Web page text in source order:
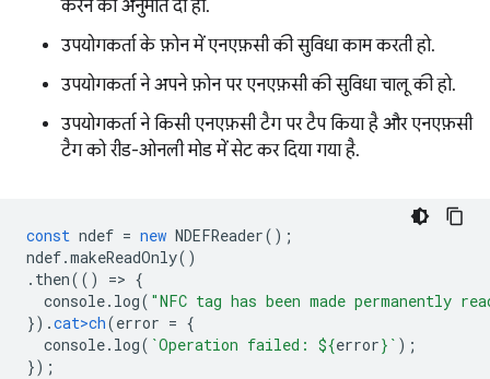
करने की अनुमति दी हो.
उपयोगकर्ता के फ़ोन में एनएफ़सी की सुविधा काम करती हो.
उपयोगकर्ता ने अपने फ़ोन पर एनएफ़सी की सुविधा चालू की हो.
उपयोगकर्ता ने किसी एनएफ़सी टैग पर टैप किया है और एनएफ़सी
टैग को रीड-ओनली मोड में सेट कर दिया गया है.
const ndef = new NDEFReader();
ndef.makeReadOnly()
. then(() => {
console. log( "NFC tag has been made permanently
}).cat>ch(error = {
console. log( `Operation failed: ${error} ` );
});